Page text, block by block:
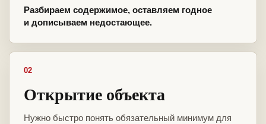
Разбираем содержимое, оставляем годное
и дописываем недостающее.
02
Открытие объекта
Нужно быстро понять обязательный минимум для